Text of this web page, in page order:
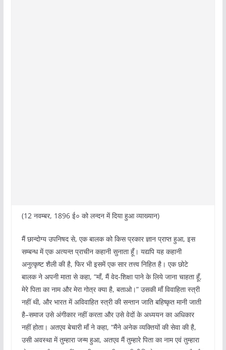
(12 नवम्बर, 1896 ई० को लन्दन में दिया हुआ व्याख्यान)
मैं छान्दोग्य उपनिषद से, एक बालक को किस प्रकार ज्ञान प्राप्त हुआ, इस
सम्बन्ध में एक अत्यन्त प्राचीन कहानी सुनाता हूँ। यद्यपि यह कहानी
अनुत्कृष्ट शैली की है, फिर भी इसमें एक सार तत्त्व निहित है। एक छोटे
बालक ने अपनी माता से कहा, “माँ, मैं वेद-शिक्षा पाने के लिये जाना चाहता हूँ,
मेरे पिता का नाम और मेरा गोत्र क्या है, बताओ।” उसकी माँ विवाहिता स्त्री
नहीं थी, और भारत में अविवाहित स्त्री की सन्तान जाति बहिष्कृत मानी जाती
है–समाज उसे अंगीकार नहीं करता और उसे वेदों के अध्ययन का अधिकार
नहीं होता। अतएव बेचारी माँ ने कहा, “मैंने अनेक व्यक्तियों की सेवा की है,
उसी अवस्था में तुम्हारा जन्म हुआ, अतएव मैं तुम्हारे पिता का नाम एवं तुम्हारा